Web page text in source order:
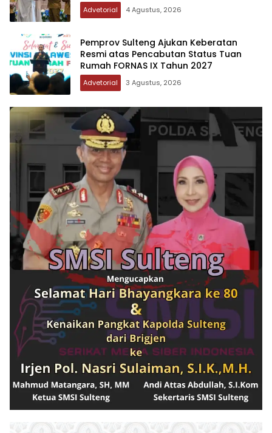
Advetorial 4 Agustus, 2026
Pemprov Sulteng Ajukan Keberatan
Resmi atas Pencabutan Status Tuan
Rumah FORNAS IX Tahun 2027
Advetorial 3 Agustus, 2026